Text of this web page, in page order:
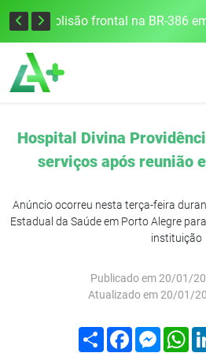
União Frederiquense vence o Gramadense fora de casa e assume a terceira posição na Divisão de Acesso
Hospital Divina
serviços após reunião
Anúncio ocorreu nesta terça-feira
Estadual da Saúde em Porto Alegre
instituição
Publicado em 20/01/
Atualizado em 20/01/
Compartilhar
Facebook